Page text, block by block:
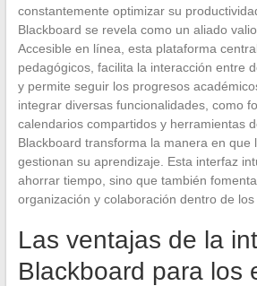
constantemente optimizar su
Blackboard se revela como un aliado
Accesible en línea, esta plataforma
pedagógicos, facilita la interacción entre
y permite seguir los progresos
integrar diversas funcionalidades, como
calendarios compartidos y herramientas
Blackboard transforma la manera en que
gestionan su aprendizaje. Esta interfaz
ahorrar tiempo, sino que también
organización y colaboración dentro de los
Las ventajas de la
Blackboard para los